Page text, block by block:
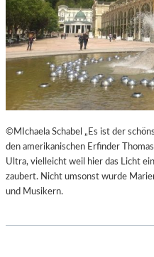
©MIchaela Schabel „Es ist der
den amerikanischen Erfinder
Ultra, vielleicht weil hier das Licht
zaubert. Nicht umsonst wurde
und Musikern.